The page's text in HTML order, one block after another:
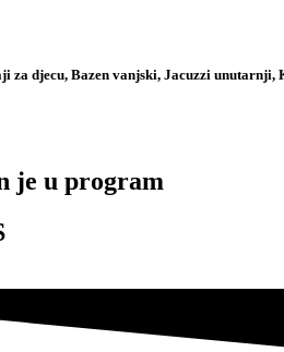
djecu, Bazen vanjski, Jacuzzi unutarnji,
je u program